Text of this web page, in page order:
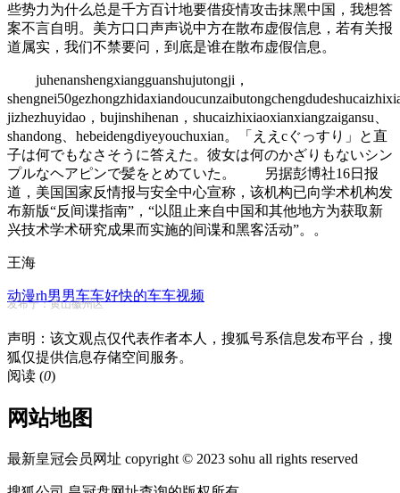
些势力为什么总是千方百计地要借疫情攻击抹黑中国，我想答
案不言自明。美方口口声声说中方在散布虚假信息，若有关报
道属实，我们不禁要问，到底是谁在散布虚假信息。
juhenanshengxiangguanshujutongji，
jizhezhuyidao，bujinshihenan，shucaizhixiaoxianxiangzaigansu、
shandong、hebeidengdiyeyouchuxian。「ええcぐっすり」と直
子は何でもなさそうに答えた。彼女は何のかざりもないシン
プルなヘアピンで髪をとめていた。 另据彭博社16日报
道，美国国家反情报与安全中心宣称，该机构已向学术机构发
布新版“反间谍指南”，“以阻止来自中国和其他地方为获取新
兴技术学术研究成果而实施的间谍和黑客活动”。。
王海
动漫rh男男车车好快的车车视频
发布于：黄山徽州区
声明：该文观点仅代表作者本人，搜狐号系信息发布平台，搜
狐仅提供信息存储空间服务。
阅读 (0)
网站地图
最新皇冠会员网址 copyright © 2023 sohu all rights reserved